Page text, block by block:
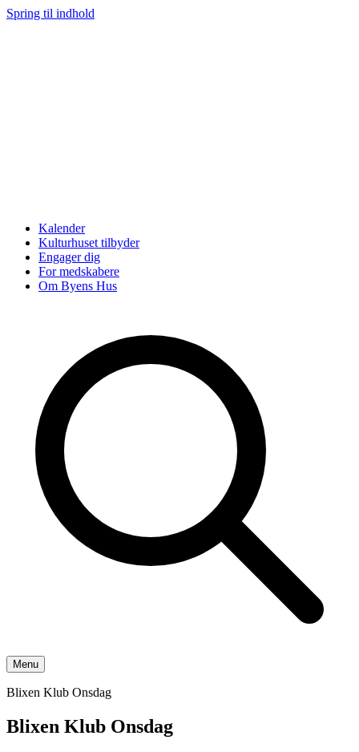
Spring til indhold
Kalender
Kulturhuset tilbyder
Engager dig
For medskabere
Om Byens Hus
Menu
Blixen Klub Onsdag
Blixen Klub Onsdag